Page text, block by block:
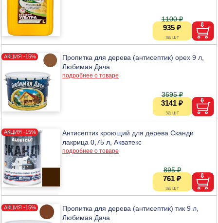
935 ₽
1100 ₽
Пропитка для дерева (антисептик) орех 9 л,
Любимая Дача
подробнее о товаре
3141 ₽
3695 ₽
Антисептик кроющий для дерева Сканди
лакрица 0,75 л, Акватекс
подробнее о товаре
761 ₽
895 ₽
Пропитка для дерева (антисептик) тик 9 л,
Любимая Дача